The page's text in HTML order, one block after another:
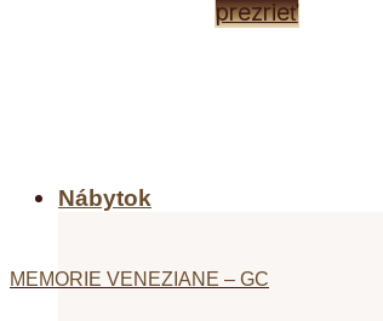
prezrieť
Nábytok
MEMORIE VENEZIANE – GC